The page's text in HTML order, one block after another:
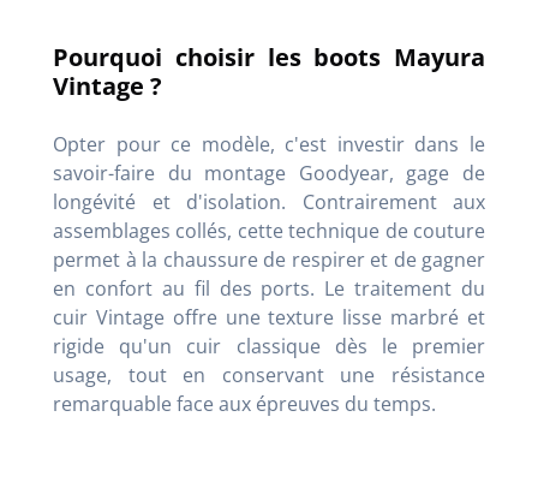
Pourquoi choisir les boots Mayura
Vintage ?
Opter pour ce modèle, c'est investir dans le
savoir-faire du montage Goodyear, gage de
longévité et d'isolation. Contrairement aux
assemblages collés, cette technique de couture
permet à la chaussure de respirer et de gagner
en confort au fil des ports. Le traitement du
cuir Vintage offre une texture lisse marbré et
rigide qu'un cuir classique dès le premier
usage, tout en conservant une résistance
remarquable face aux épreuves du temps.